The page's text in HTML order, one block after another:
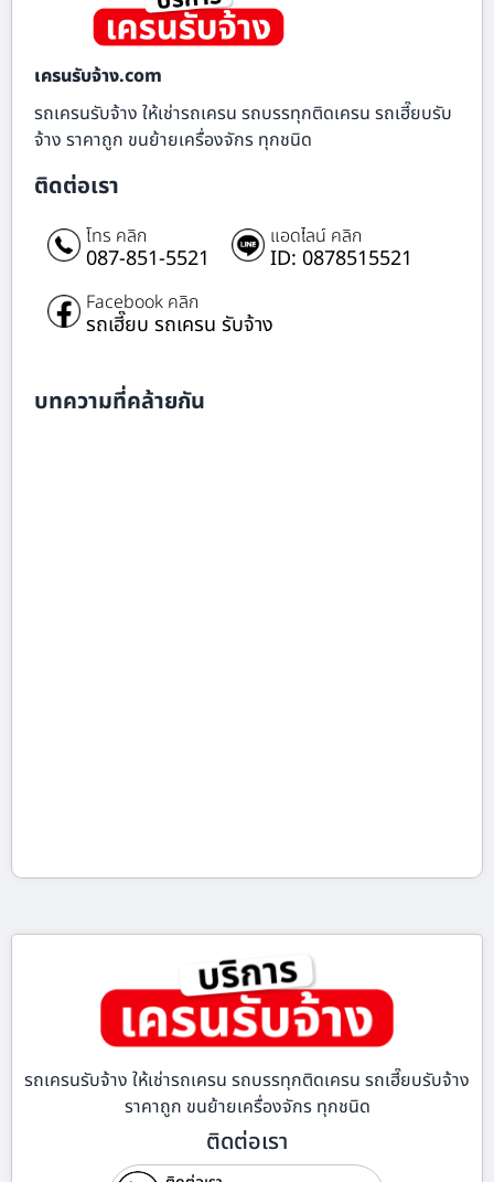
เครนรับจ้าง.com
รถเครนรับจ้าง ให้เช่ารถเครน รถบรรทุกติดเครน รถเฮี๊ยบรับ
จ้าง ราคาถูก ขนย้ายเครื่องจักร ทุกชนิด
ติดต่อเรา
โทร คลิก
087-851-5521
แอดไลน์ คลิก
ID: 0878515521
Facebook คลิก
รถเฮี๊ยบ รถเครน รับจ้าง
บทความที่คล้ายกัน
รถเครนรับจ้าง ให้เช่ารถเครน รถบรรทุกติดเครน รถเฮี๊ยบรับจ้าง
ราคาถูก ขนย้ายเครื่องจักร ทุกชนิด
ติดต่อเรา